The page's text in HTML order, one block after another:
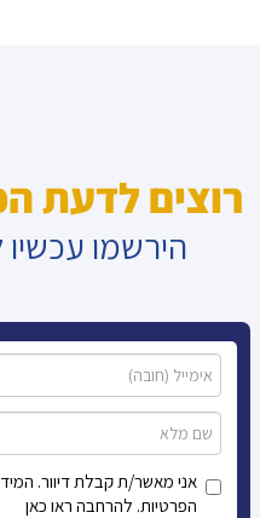
רוצים לדעת
הירשמו עכשיו
אני מאשר/ת קבלת דיוור.
הפרטיות. להרחבה ראו כאן